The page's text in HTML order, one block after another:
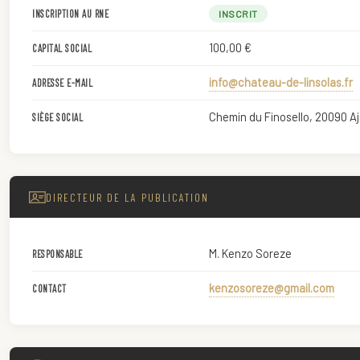
INSCRIPTION AU RNE INSCRIT
CAPITAL SOCIAL 100,00 €
ADRESSE E-MAIL info@chateau-de-linsolas.fr
SIÈGE SOCIAL Chemin du Finosello, 20090
DIRECTEUR DE LA PUBLICATION
RESPONSABLE M. Kenzo Soreze
CONTACT kenzosoreze@gmail.com